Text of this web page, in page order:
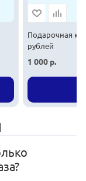
Подарочная
рублей
1 000 р.